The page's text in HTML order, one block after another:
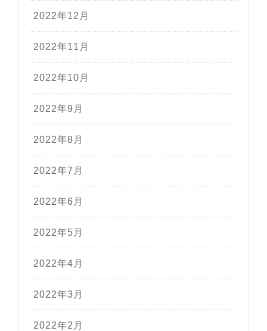
2022年12月
2022年11月
2022年10月
2022年9月
2022年8月
2022年7月
2022年6月
2022年5月
2022年4月
2022年3月
2022年2月